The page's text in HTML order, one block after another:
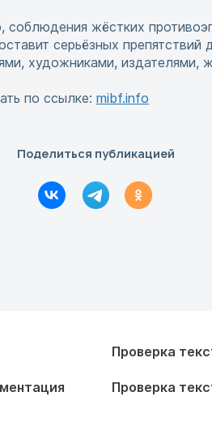
соблюдения жёстких
серьёзных препятствий
художниками, издателями,
по ссылке: mibf.info
Поделиться публикацией
Проверка
Проверка